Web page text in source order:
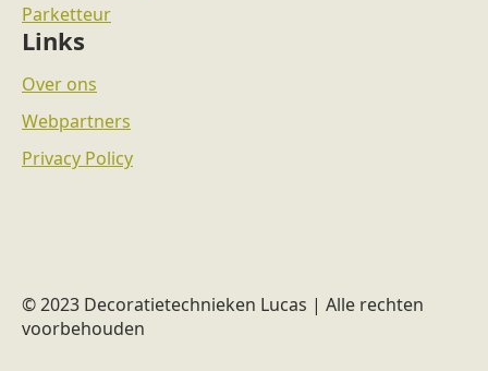
Parketteur
Links
Over ons
Webpartners
Privacy Policy
© 2023 Decoratietechnieken Lucas | Alle rechten
voorbehouden